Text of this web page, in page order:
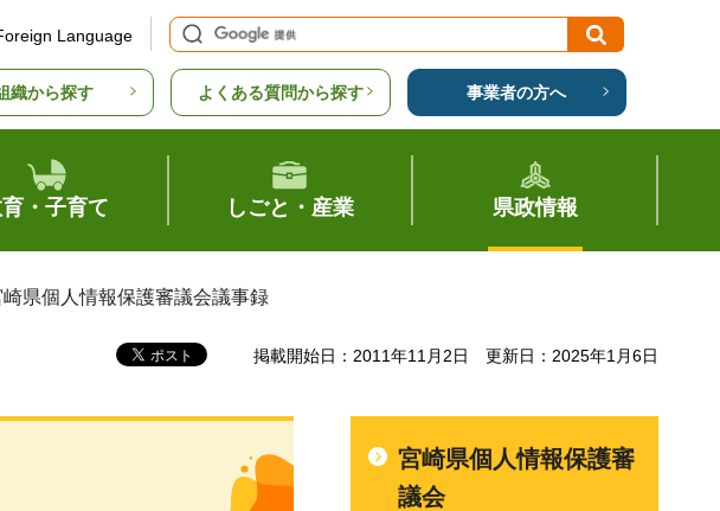
Language
織から探す よくある質問から探す 事業者の方へ
・子育て しごと・産業 県政情報
県個人情報保護審議会議事録
掲載開始日：2011年11月2日 更新日：2025年1月6日
宮崎県個人情報保護審
議会